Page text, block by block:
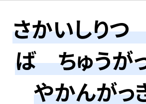
さかいしり
ば ちゅうが
やかんがっ